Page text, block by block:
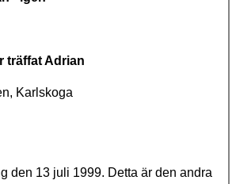
träffat Adrian
Karlskoga
den 13 juli 1999. Detta är den andra